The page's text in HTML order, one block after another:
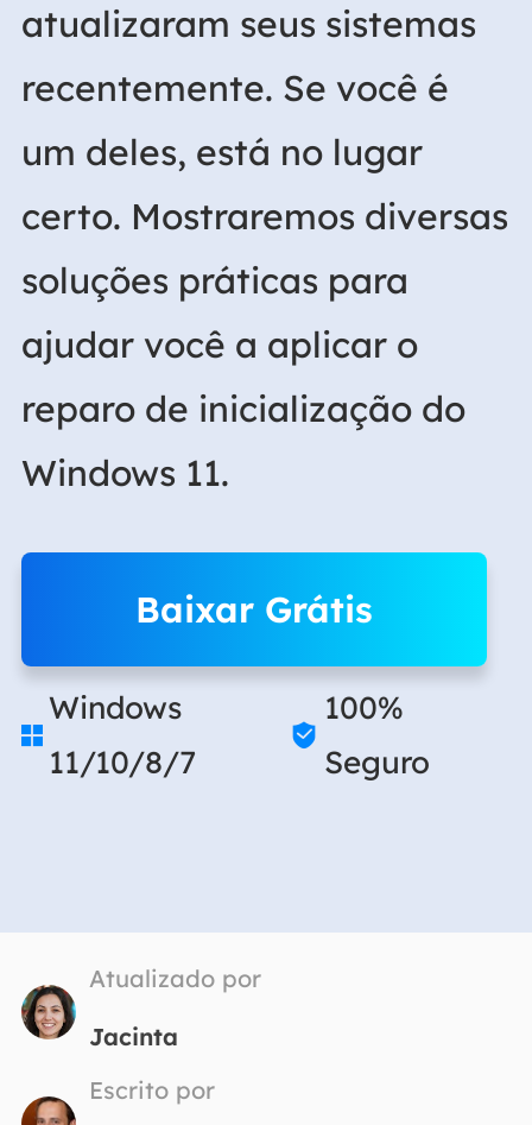
atualizaram seus sistemas
recentemente. Se você é
um deles, está no lugar
certo. Mostraremos diversas
soluções práticas para
ajudar você a aplicar o
reparo de inicialização do
Windows 11.
Baixar Grátis

Windows
11/10/8/7

100%
Seguro
Atualizado por
Jacinta
Escrito por